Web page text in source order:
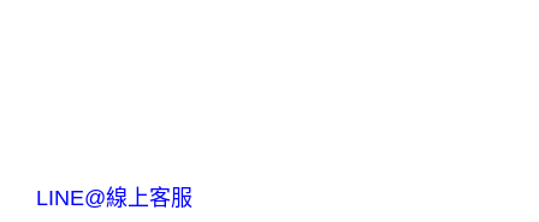
LINE@線上客服